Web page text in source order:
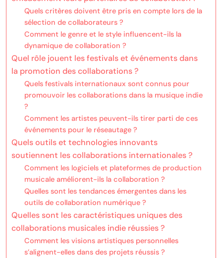
Quels critères doivent être pris en compte lors de la
sélection de collaborateurs ?
Comment le genre et le style influencent-ils la
dynamique de collaboration ?
Quel rôle jouent les festivals et événements dans
la promotion des collaborations ?
Quels festivals internationaux sont connus pour
promouvoir les collaborations dans la musique indie
?
Comment les artistes peuvent-ils tirer parti de ces
événements pour le réseautage ?
Quels outils et technologies innovants
soutiennent les collaborations internationales ?
Comment les logiciels et plateformes de production
musicale améliorent-ils la collaboration ?
Quelles sont les tendances émergentes dans les
outils de collaboration numérique ?
Quelles sont les caractéristiques uniques des
collaborations musicales indie réussies ?
Comment les visions artistiques personnelles
s’alignent-elles dans des projets réussis ?